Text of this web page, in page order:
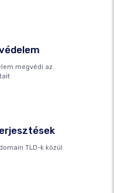
megvédi az
TLD-k közül